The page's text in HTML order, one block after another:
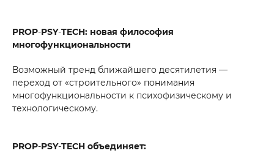
PROP‑PSY‑TECH: новая философия
многофункциональности
Возможный тренд ближайшего десятилетия —
переход от «строительного» понимания
многофункциональности к психофизическому и
технологическому.
PROP‑PSY‑TECH объединяет: